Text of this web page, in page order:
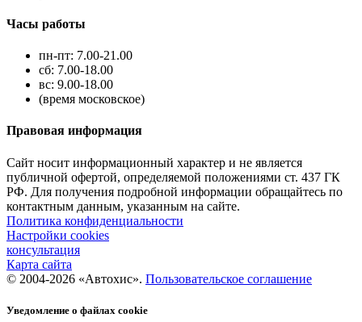
Часы работы
пн-пт: 7.00-21.00
сб: 7.00-18.00
вс: 9.00-18.00
(время московское)
Правовая информация
Сайт носит информационный характер и не является
публичной офертой, определяемой положениями ст. 437 ГК
РФ. Для получения подробной информации обращайтесь по
контактным данным, указанным на сайте.
Политика конфиденциальности
Настройки cookies
консультация
Карта сайта
© 2004-2026 «Автохис». Пользовательское соглашение
Уведомление о файлах cookie